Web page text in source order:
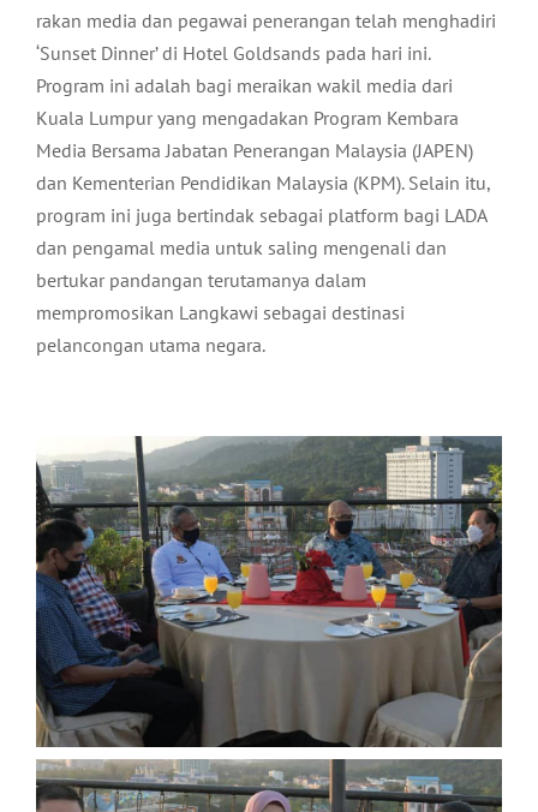
rakan media dan pegawai penerangan telah menghadiri
‘Sunset Dinner’ di Hotel Goldsands pada hari ini.
Program ini adalah bagi meraikan wakil media dari
Kuala Lumpur yang mengadakan Program Kembara
Media Bersama Jabatan Penerangan Malaysia (JAPEN)
dan Kementerian Pendidikan Malaysia (KPM). Selain itu,
program ini juga bertindak sebagai platform bagi LADA
dan pengamal media untuk saling mengenali dan
bertukar pandangan terutamanya dalam
mempromosikan Langkawi sebagai destinasi
pelancongan utama negara.